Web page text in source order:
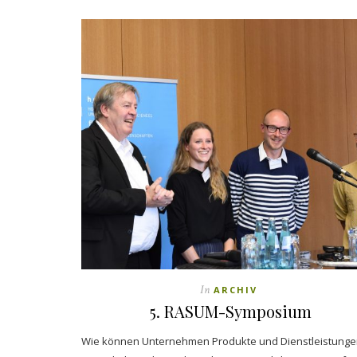
In ARCHIV
5. RASUM-Symposium
Wie können Unternehmen Produkte und